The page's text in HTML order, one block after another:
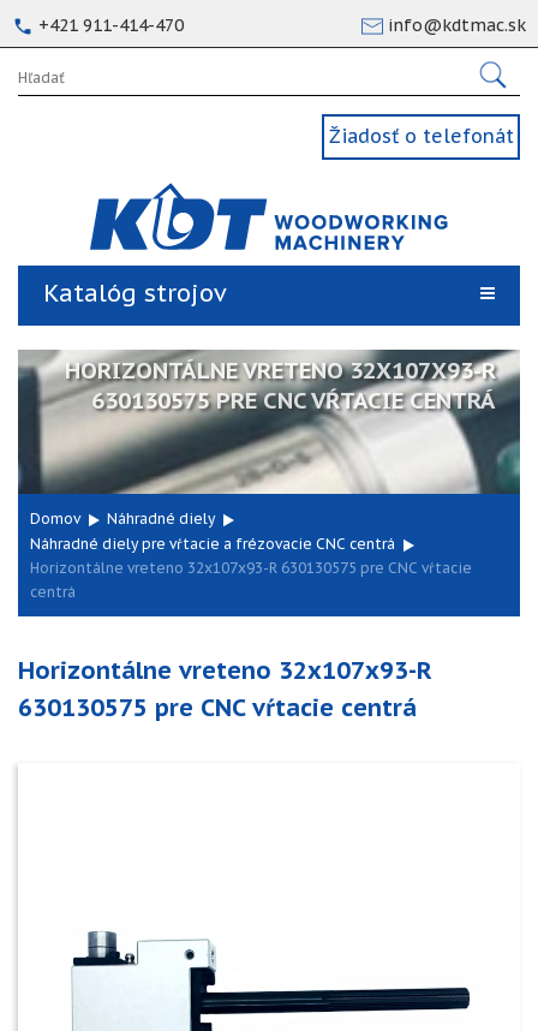
+421 911-414-470 info@kdtmac.sk
Žiadosť o telefonát
Katalóg strojov
HORIZONTÁLNE VRETENO 32X107X93-R
630130575 PRE CNC VŔTACIE CENTRÁ
Domov
Náhradné diely
Náhradné diely pre vŕtacie a frézovacie CNC centrá
Horizontálne vreteno 32x107x93-R 630130575 pre CNC vŕtacie
centrá
Horizontálne vreteno 32x107x93-R
630130575 pre CNC vŕtacie centrá